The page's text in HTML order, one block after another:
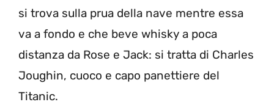
si trova sulla prua della nave mentre essa
va a fondo e che beve whisky a poca
distanza da Rose e Jack: si tratta di Charles
Joughin, cuoco e capo panettiere del
Titanic.